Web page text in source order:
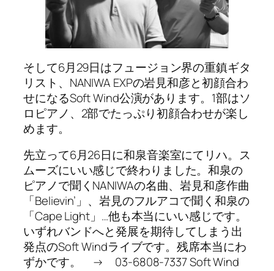
そして6月29日はフュージョン界の重鎮ギタ
リスト、NANIWA EXPの岩見和彦と初顔合わ
せになるSoft Wind公演があります。1部はソ
ロピアノ、2部でたっぷり初顔合わせが楽し
めます。
先立って6月26日に和泉音楽室にてリハ。ス
ムーズにいい感じで終わりました。和泉の
ピアノで聞くNANIWAの名曲、岩見和彦作曲
「Believin’」、岩見のフルアコで聞く和泉の
「Cape Light」…他も本当にいい感じです。
いずれバンドへと発展を期待してしまう出
発点のSoft Windライブです。残席本当にわ
ずかです。 → 03-6808-7337 Soft Wind